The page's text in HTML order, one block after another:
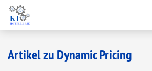
Artikel zu Dynamic Pricing